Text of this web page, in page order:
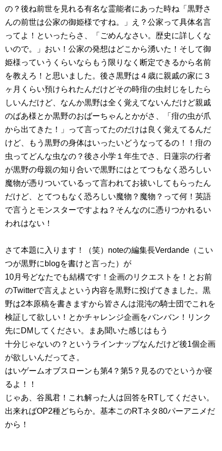
の？後ね前世を見れる有名な霊能者にあった時ね「黒野さ
んの前世は公家の御姫様ですね。」え？公家って具体名言
ってよ！といったらさ、「ごめんなさい。歴史に詳しくな
いので。」おい！公家の発想はどこから湧いた！そして御
姫様っていうくらいならもう限りなく断定できるから名前
を教えろ！と思いました。後さ黒野は４歳に親戚の家に３
ヶ月くらい預けられたんだけどその時疳の虫封じをしたら
しいんだけど、なんか黒野は全く覚えてないんだけど親戚
のばあ様とか黒野のおばーちゃんとかがさ、「疳の虫が爪
から出てきた！」って言ってたのだけは良く覚えてるんだ
けど、もう黒野の身体はいったいどうなってるの！！疳の
虫ってどんな虫なの？後さ小学１年生でさ、日蓮宗の行者
が黒野の母親の知り合いで黒野にはとてつもなく恐ろしい
魔物が憑りついているって言われてお祓いしてもらったん
だけど、とてつもなく恐ろしい魔物？魔物？って何！英語
で言うとモンスターですよね？そんなのに憑りつかれるい
われはない！
さて本題に入ります！（笑）noteの編集長Verdande（こい
つが黒野にblogを書けと言った）が
10月号どなたでも結構です！企画のリクエストを！とお前
のTwitterで言えよという内容を黒野に投げてきました。黒
野は2本原稿を書きますから皆さんは混沌の騎士団でこれを
検証して欲しい！とかチャレンジ企画をバンバン！リンク
先にDMしてください。まあ聞いた感じはもう
十分じゃないの？というラインナップなんだけど後1個企画
が欲しいんだってさ。
はいゲームオブスローンも第4？第5？見るのでというか寝
るよ！！
じゃあ、谷風君！これ解った人は回答をRTしてください。
出来ればOP2種どちらか。基本このRTネタ80パーアニメだ
から！